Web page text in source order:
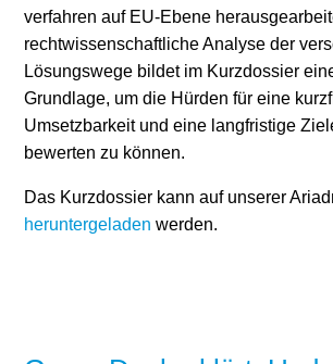
verfahren auf EU-Ebene
rechtwissenschaftliche Analyse der
Lösungswege bildet im Kurzdossier
Grundlage, um die Hürden für eine
Umsetzbarkeit und eine langfristige
bewerten zu können.
Das Kurzdossier kann auf unserer
heruntergeladen werden.